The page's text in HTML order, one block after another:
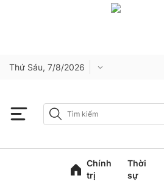
Thứ Sáu, 7/8/2026
Chính
trị
Thời
sự